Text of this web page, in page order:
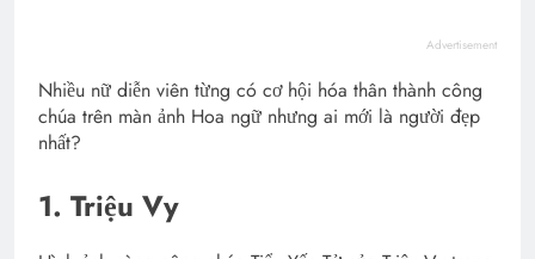
Advertisement
Nhiều nữ diễn viên từng có cơ hội hóa thân thành công
chúa trên màn ảnh Hoa ngữ nhưng ai mới là người đẹp
nhất?
1. Triệu Vy